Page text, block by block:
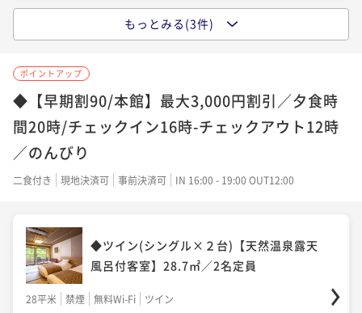
和洋室(シングル×2台＋和布団2組)【天然
61平米 禁煙
ポイント即利用で最大7％OFF
¥80,080~
¥ 74,474 ~
／3名
55平米 禁煙 無料Wi-Fi
トリプル
◆デラックスツイン(シングル×２台＋デイ
36平米 禁煙 無料Wi-Fi
ツイン
割引とポイント即利用で最大16％OFF
風呂付客室】56.7㎡／4名定員
56平米 禁煙
割引とポイント即利用で
もっとみる(3件)
ポイントアップ
◆【早期割90/本館】最大3,000円割引／夕食時
間20時/チェックイン16時-チェックアウト12時
／のんびり
二食付き 現地決済可 事前決済可 IN 16:00 - 19:00 OUT12:00
◆ツイン(シングル×２台)【天然温泉露天
風呂付客室】28.7㎡／2名定員
28平米 禁煙 無料Wi-Fi
ツイン